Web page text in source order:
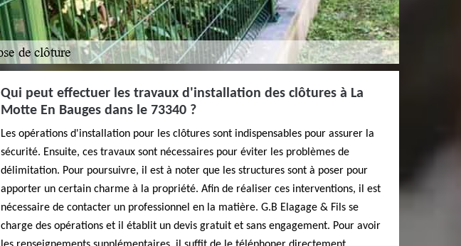
Qui peut effectuer les travaux d'installation des clôtures à La
Motte En Bauges dans le 73340 ?
Les opérations d'installation pour les clôtures sont indispensables pour assurer la
sécurité. Ensuite, ces travaux sont nécessaires pour éviter les problèmes de
délimitation. Pour poursuivre, il est à noter que les structures sont à poser pour
apporter un certain charme à la propriété. Afin de réaliser ces interventions, il est
nécessaire de contacter un professionnel en la matière. G.B Elagage & Fils se
charge des opérations et il établit un devis gratuit et sans engagement. Pour avoir